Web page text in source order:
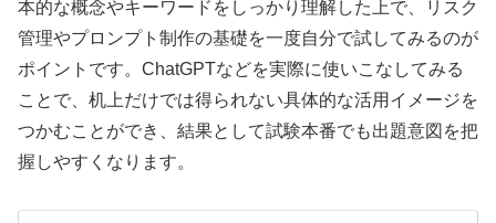
本的な概念やキーワードをしっかり理解した上で、リスク
管理やプロンプト制作の基礎を一度自分で試してみるのが
ポイントです。ChatGPTなどを実際に使いこなしてみる
ことで、机上だけでは得られない具体的な活用イメージを
つかむことができ、結果として試験本番でも出題意図を把
握しやすくなります。